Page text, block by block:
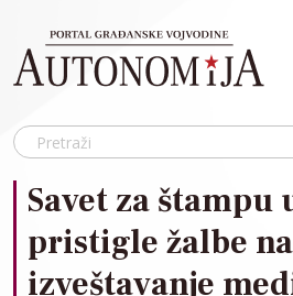
Savet za štampu
pristigle žalbe na
izveštavanje